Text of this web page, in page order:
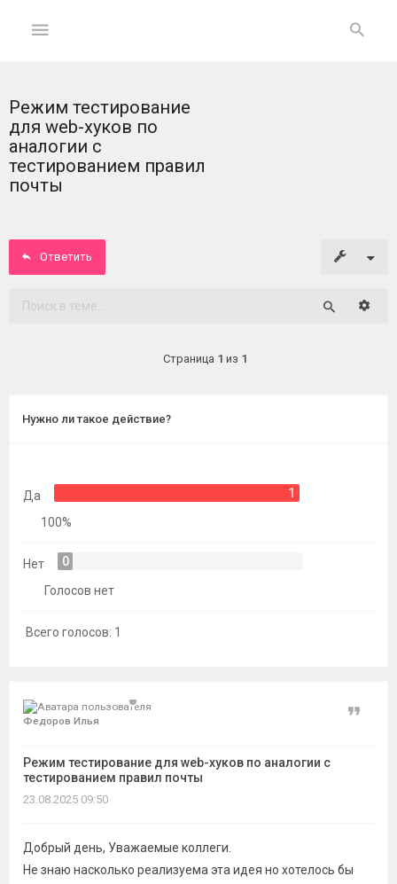
ГЛАВНАЯ
На
главную
ФОРУМ
Темы
Режим тестирование
для web-хуков по
аналогии с
тестированием правил
почты
Ответить
Страница 1 из 1
Нужно ли такое действие?
Да 1
100%
Нет 0
Голосов нет
Всего голосов: 1
Федоров Илья
Режим тестирование для web-хуков по аналогии с
тестированием правил почты
Цитата
23.08.2025 09:50
Добрый день, Уважаемые коллеги.
Не знаю насколько реализуема эта идея но хотелось бы